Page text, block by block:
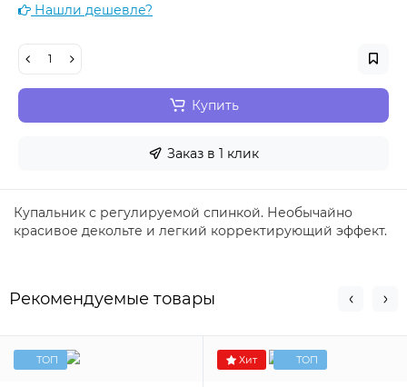
Нашли дешевле?
Купить
Заказ в 1 клик
Купальник с регулируемой спинкой. Необычайно
красивое декольте и легкий корректирующий эффект.
Рекомендуемые товары
ТОП Хит ТОП